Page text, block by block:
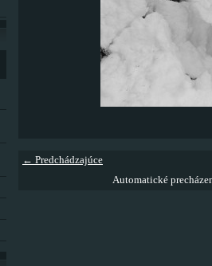
← Predchádzajúce
Automatické